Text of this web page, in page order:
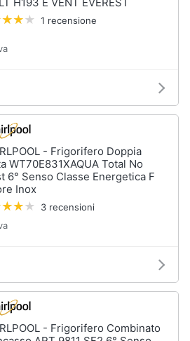
1 recensione
- Frigorifero Doppia
WT70E831XAQUA Total No
6° Senso Classe Energetica F
Inox
3 recensioni
- Frigorifero Combinato